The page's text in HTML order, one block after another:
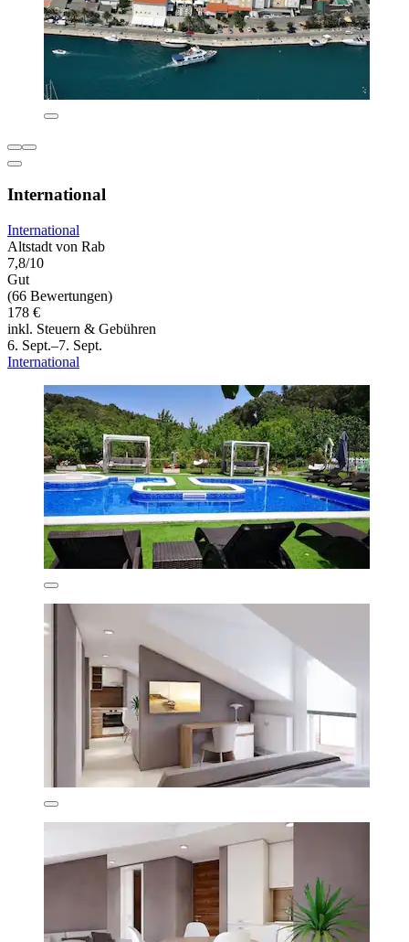
International
International
Altstadt von Rab
7,8/10
Gut
(66 Bewertungen)
178 €
inkl. Steuern & Gebühren
6. Sept.–7. Sept.
International